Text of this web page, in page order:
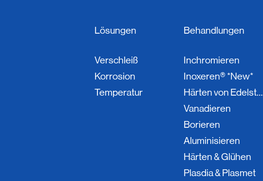
Lösungen
Verschleiß
Korrosion
Temperatur
Behandlungen
Inchromieren
Inoxeren® *New*
Härten von Edelstahl
Vanadieren
Borieren
Aluminisieren
Härten & Glühen
Plasdia & Plasmet